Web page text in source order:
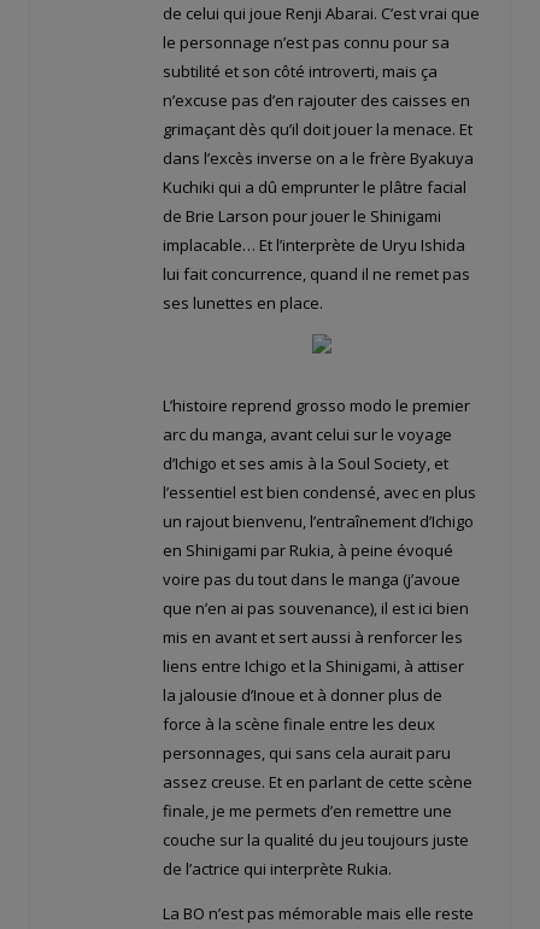
de celui qui joue Renji Abarai. C’est vrai que
le personnage n’est pas connu pour sa
subtilité et son côté introverti, mais ça
n’excuse pas d’en rajouter des caisses en
grimaçant dès qu’il doit jouer la menace. Et
dans l’excès inverse on a le frère Byakuya
Kuchiki qui a dû emprunter le plâtre facial
de Brie Larson pour jouer le Shinigami
implacable… Et l’interprète de Uryu Ishida
lui fait concurrence, quand il ne remet pas
ses lunettes en place.
L’histoire reprend grosso modo le premier
arc du manga, avant celui sur le voyage
d’Ichigo et ses amis à la Soul Society, et
l’essentiel est bien condensé, avec en plus
un rajout bienvenu, l’entraînement d’Ichigo
en Shinigami par Rukia, à peine évoqué
voire pas du tout dans le manga (j’avoue
que n’en ai pas souvenance), il est ici bien
mis en avant et sert aussi à renforcer les
liens entre Ichigo et la Shinigami, à attiser
la jalousie d’Inoue et à donner plus de
force à la scène finale entre les deux
personnages, qui sans cela aurait paru
assez creuse. Et en parlant de cette scène
finale, je me permets d’en remettre une
couche sur la qualité du jeu toujours juste
de l’actrice qui interprète Rukia.
La BO n’est pas mémorable mais elle reste